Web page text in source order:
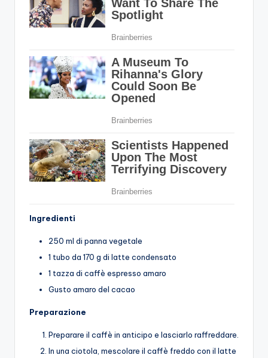
Ingredienti
250 ml di panna vegetale
1 tubo da 170 g di latte condensato
1 tazza di caffè espresso amaro
Gusto amaro del cacao
Preparazione
Preparare il caffè in anticipo e lasciarlo raffreddare.
In una ciotola, mescolare il caffè freddo con il latte